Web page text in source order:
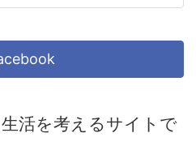
活を考えるサイトで